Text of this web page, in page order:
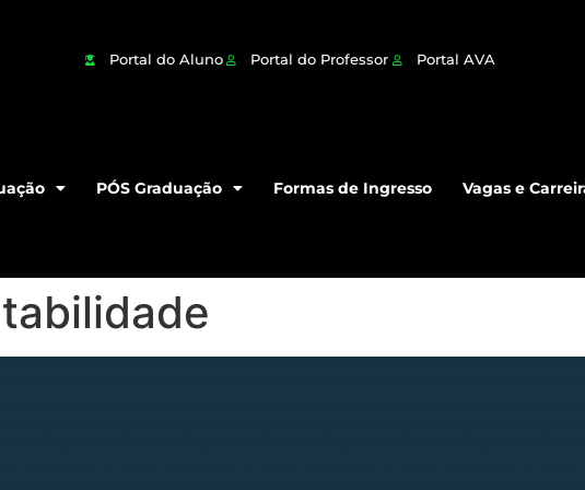
Portal do Aluno Portal do Professor Portal AVA
PÓS Graduação Formas de Ingresso Vagas e